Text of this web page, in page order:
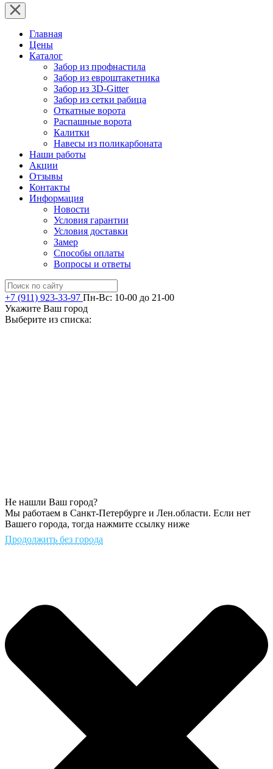
Главная
Цены
Каталог
Забор из профнастила
Забор из евроштакетника
Забор из 3D-Gitter
Забор из сетки рабица
Откатные ворота
Распашные ворота
Калитки
Навесы из поликарбоната
Наши работы
Акции
Отзывы
Контакты
Информация
Новости
Условия гарантии
Условия доставки
Замер
Способы оплаты
Вопросы и ответы
+7 (911) 923-33-97 Пн-Вс: 10-00 до 21-00
Укажите Ваш город
Выберите из списка:
Не нашли Ваш город?
Мы работаем в Санкт-Петербурге и Лен.области. Если нет
Вашего города, тогда нажмите ссылку ниже
Продолжить без города